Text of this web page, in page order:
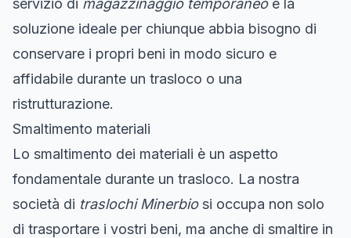
servizio di magazzinaggio temporaneoè la
soluzione ideale per chiunque abbia bisogno di
conservare i propri beni in modo sicuro e
affidabile durante un trasloco o una
ristrutturazione.
Smaltimento materiali
Lo smaltimento dei materiali è un aspetto
fondamentale durante un trasloco. La nostra
società di traslochi Minerbiosi occupa non solo
di trasportare i vostri beni, ma anche di smaltire in